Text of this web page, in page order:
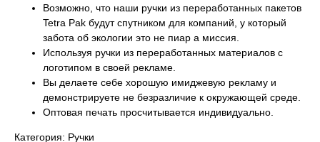
Возможно, что наши ручки из переработанных пакетов
Tetra Pak будут спутником для компаний, у который
забота об экологии это не пиар а миссия.
Используя ручки из переработанных материалов с
логотипом в своей рекламе.
Вы делаете себе хорошую имиджевую рекламу и
демонстрируете не безразличие к окружающей среде.
Оптовая печать просчитывается индивидуально.
Категория: Ручки